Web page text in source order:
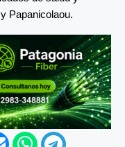
Papanicolaou.